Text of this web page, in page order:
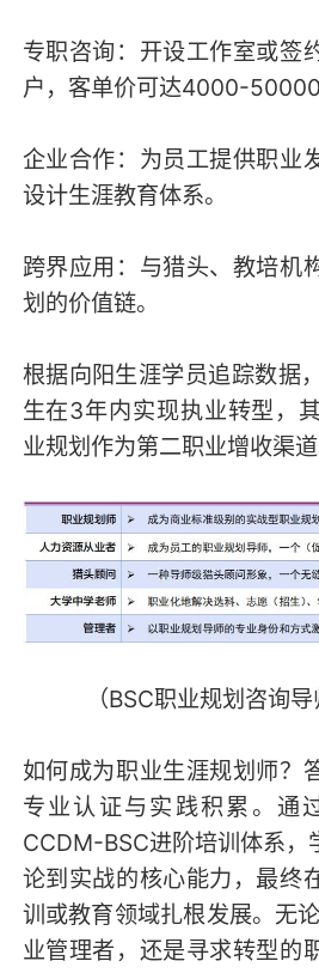
专职咨询：开设工作室或签
户，客单价可达4000-50000
企业合作：为员工提供职业
设计生涯教育体系。
跨界应用：与猎头、教培机
划的价值链。
根据向阳生涯学员追踪数据
生在3年内实现执业转型，
业规划作为第二职业增收渠道
（BSC职业规划咨询导
如何成为职业生涯规划师？
专业认证与实践积累。通
CCDM-BSC进阶培训体系，
论到实战的核心能力，最终
训或教育领域扎根发展。无
业管理者，还是寻求转型的